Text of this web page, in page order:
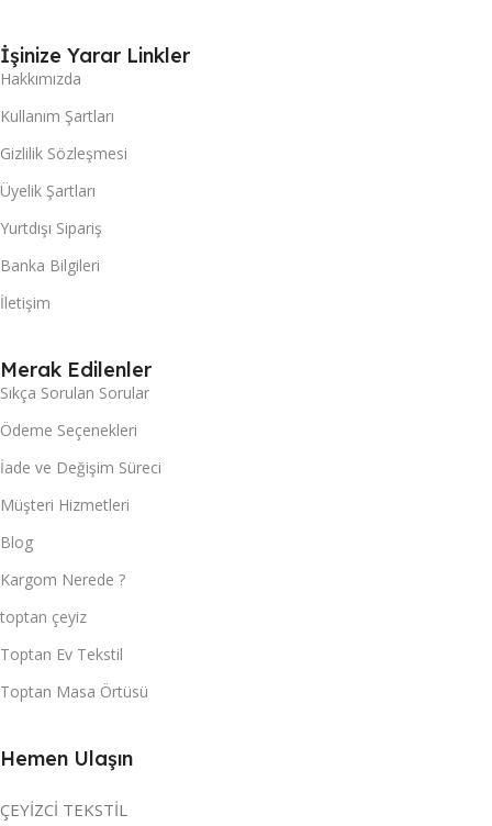
İşinize Yarar Linkler
Hakkımızda
Kullanım Şartları
Gizlilik Sözleşmesi
Üyelik Şartları
Yurtdışı Sipariş
Banka Bilgileri
İletişim
Merak Edilenler
Sıkça Sorulan Sorular
Ödeme Seçenekleri
İade ve Değişim Süreci
Müşteri Hizmetleri
Blog
Kargom Nerede ?
toptan çeyiz
Toptan Ev Tekstil
Toptan Masa Örtüsü
Hemen Ulaşın
ÇEYİZCİ TEKSTİL